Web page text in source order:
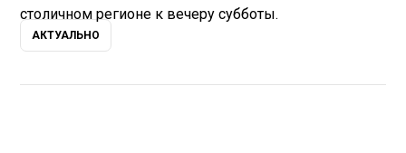
столичном регионе к вечеру субботы.
АКТУАЛЬНО